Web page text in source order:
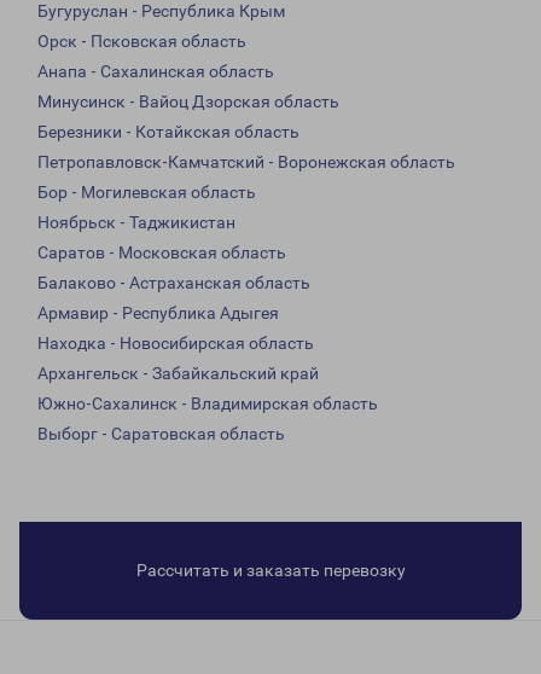
Бугуруслан - Республика Крым
Орск - Псковская область
Анапа - Сахалинская область
Минусинск - Вайоц Дзорская область
Березники - Котайкская область
Петропавловск-Камчатский - Воронежская область
Бор - Могилевская область
Ноябрьск - Таджикистан
Саратов - Московская область
Балаково - Астраханская область
Армавир - Республика Адыгея
Находка - Новосибирская область
Архангельск - Забайкальский край
Южно-Сахалинск - Владимирская область
Выборг - Саратовская область
Рассчитать и заказать перевозку